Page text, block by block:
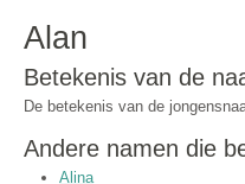
Alan
Betekenis van de
De betekenis van de
Andere namen die
Alina